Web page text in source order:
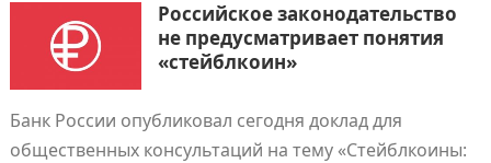
Российское законодательство
не предусматривает понятия
«стейблкоин»
Банк России опубликовал сегодня доклад для
общественных консультаций на тему «Стейблкоины: